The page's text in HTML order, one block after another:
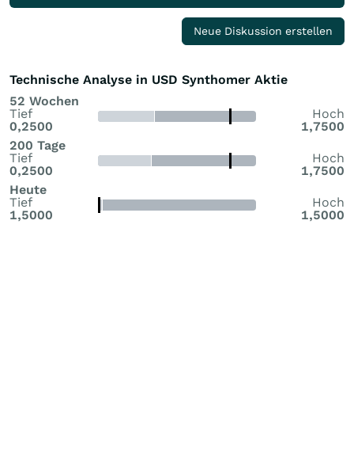
Neue Diskussion erstellen
Technische Analyse in USD Synthomer Aktie
52 Wochen
Tief
0,2500
Hoch
1,7500
200 Tage
Tief
0,2500
Hoch
1,7500
Heute
Tief
1,5000
Hoch
1,5000